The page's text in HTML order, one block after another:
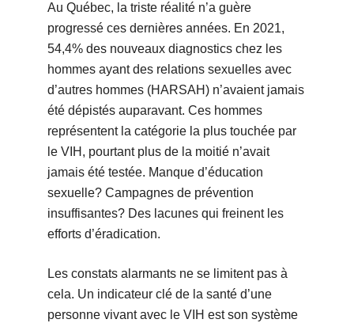
Au Québec, la triste réalité n’a guère
progressé ces dernières années. En 2021,
54,4% des nouveaux diagnostics chez les
hommes ayant des relations sexuelles avec
d’autres hommes (HARSAH) n’avaient jamais
été dépistés auparavant. Ces hommes
représentent la catégorie la plus touchée par
le VIH, pourtant plus de la moitié n’avait
jamais été testée. Manque d’éducation
sexuelle? Campagnes de prévention
insuffisantes? Des lacunes qui freinent les
efforts d’éradication.
Les constats alarmants ne se limitent pas à
cela. Un indicateur clé de la santé d’une
personne vivant avec le VIH est son système